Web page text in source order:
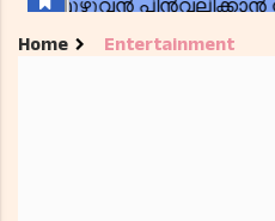
Home Entertainment